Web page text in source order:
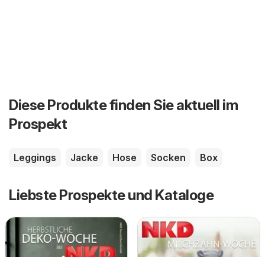
Diese Produkte finden Sie aktuell im
Prospekt
Leggings Jacke Hose Socken Box
Liebste Prospekte und Kataloge